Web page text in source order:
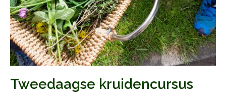
Tweedaagse kruidencursus